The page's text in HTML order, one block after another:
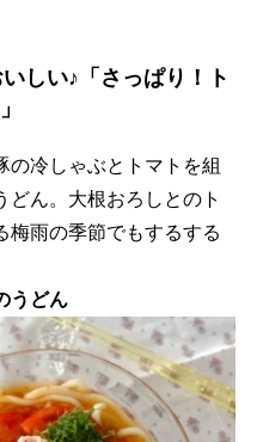
しい♪「さっぱり！ト
の冷しゃぶとトマトを組
どん。大根おろしとのト
梅雨の季節でもするする
うどん